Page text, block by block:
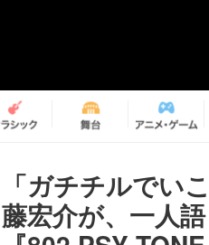
「ガチチルでい
藤宏介が、一人